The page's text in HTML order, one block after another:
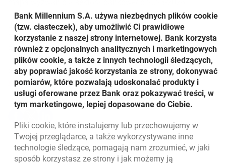
Joao Bras Jorge, prezes Banku Millennium
Godz. 13:30-15:00: Mapa wyzwań przed sektorem
bankowym. Debata Prezesów
Szczegółowa agenda wydarzenia znajduje się tutaj:
www.efcongress.com/program-ekf-2023link otwiera się w
otwiera się w nowej
.
Udostępnij
otwiera się w nowej karcie
otwiera się w nowej karcie
otwiera się w nowej karcie
Powrót do listy
Bank Millennium S.A. używa niezbędnych plików cookie
(tzw. ciasteczek), aby umożliwić Ci prawidłowe
korzystanie z naszej strony internetowej. Bank korzysta
również z opcjonalnych analitycznych i marketingowych
plików cookie, a także z innych technologii śledzących,
aby poprawiać jakość korzystania ze strony, dokonywać
pomiarów, które pozwalają udoskonalać produkty i
usługi oferowane przez Bank oraz pokazywać treści, w
tym marketingowe, lepiej dopasowane do Ciebie.
Pliki cookie, które instalujemy lub przechowujemy w
Twojej przeglądarce, a także wykorzystywane inne
technologie śledzące, pomagają nam zrozumieć, w jaki
sposób korzystasz ze strony i jak możemy ją